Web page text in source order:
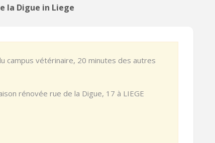
la Digue in Liege
campus vétérinaire, 20 minutes des autres
rénovée rue de la Digue, 17 à LIEGE